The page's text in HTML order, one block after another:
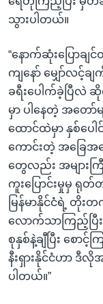
သွားပါတယ်။
“နောက်ဆုံးပြောခ
ကျနော် မျှော်လင့်
ခရီးပေါက်ခဲ့ပြီ
မှာ ပါနေတဲ့ အတော်
ထောင်ထဲမှာ နှစ်ပေါ
ကောင်းတဲ့ အခြေ
တွေလည်း အများ
ကူးပြောင်းမှုမှ ရု
မြန်မာနိုင်ငံရဲ့ တိုး
လောက်သာကြည့်ပြီ
စုနှစ်နဲ့ချီပြီး စော
နီးရှားနိုင်ငံဟာ ဒီလို
ပါတယ်။”